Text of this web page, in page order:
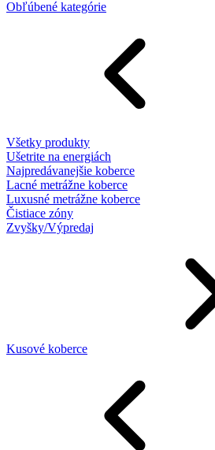
Obľúbené kategórie
Všetky produkty
Ušetrite na energiách
Najpredávanejšie koberce
Lacné metrážne koberce
Luxusné metrážne koberce
Čistiace zóny
Zvyšky/Výpredaj
Kusové koberce